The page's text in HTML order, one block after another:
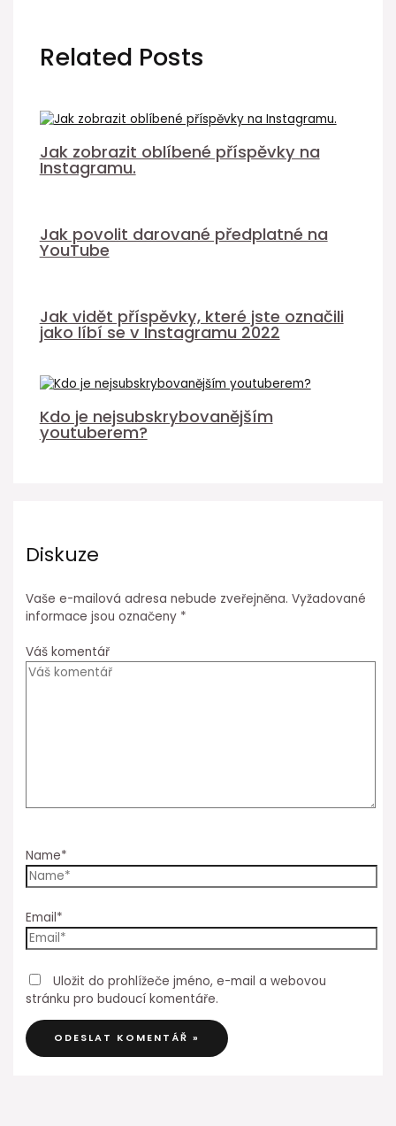
Related Posts
Jak zobrazit oblíbené příspěvky na
Instagramu.
Jak povolit darované předplatné na
YouTube
Jak vidět příspěvky, které jste označili
jako líbí se v Instagramu 2022
Kdo je nejsubskrybovanějším
youtuberem?
Diskuze
Vaše e-mailová adresa nebude zveřejněna. Vyžadované
informace jsou označeny *
Váš komentář
Name*
Email*
Uložit do prohlížeče jméno, e-mail a webovou
stránku pro budoucí komentáře.